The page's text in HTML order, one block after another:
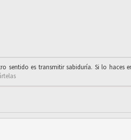
sentido es transmitir sabiduría. Si lo